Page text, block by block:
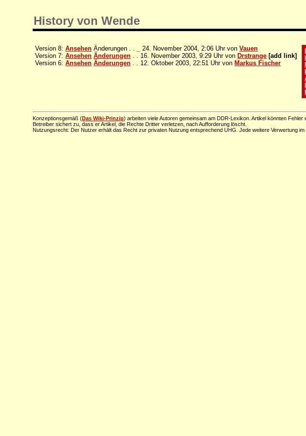
History von Wende
Version 8:Ansehen Änderungen . . 24. November 2004, 2:06 Uhr vonVauen
Version 7:Ansehen Änderungen . . 16. November 2003, 9:29 Uhr von Drstrange [add link]
Version 6:Ansehen Änderungen . . 12. Oktober 2003, 22:51 Uhr von Markus Fischer
Konzeptionsgemäß (Das Wiki-Prinzip) arbeiten viele Autoren gemeinsam am DDR-Lexikon. Artikel könnten
Betreiber sichert zu, dass er Artikel, die Rechte Dritter verletzen, nach Aufforderung löscht.
Nutzungsrecht: Der Nutzer erhält das Recht zur privaten Nutzung entsprechend UHG. Jede weitere Verwertung